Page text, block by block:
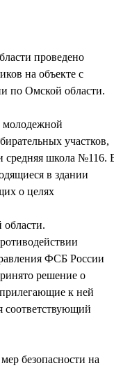
проведено
на объекте с
по Омской области.
молодежной
участков,
средняя школа №116.
в здании
о целях
ФСБ России
решение о
к ней
соответствующий
безопасности на